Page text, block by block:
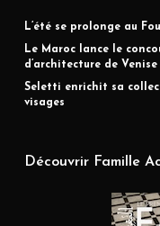
L’été se prolonge au
Le Maroc lance le
d’architecture de Venise
Seletti enrichit sa
visages
Découvrir Famille